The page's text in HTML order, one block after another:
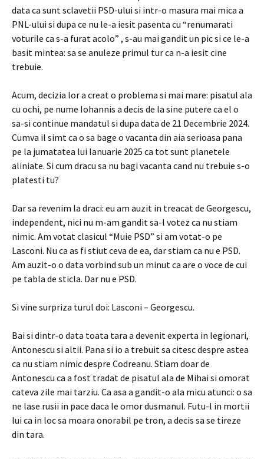
data ca sunt sclavetii PSD-ului si intr-o masura mai mica a
PNL-ului si dupa ce nu le-a iesit pasenta cu “renumarati
voturile ca s-a furat acolo” , s-au mai gandit un pic si ce le-a
basit mintea: sa se anuleze primul tur ca n-a iesit cine
trebuie.
Acum, decizia lor a creat o problema si mai mare: pisatul ala
cu ochi, pe nume Iohannis a decis de la sine putere ca el o
sa-si continue mandatul si dupa data de 21 Decembrie 2024.
Cumva il simt ca o sa bage o vacanta din aia serioasa pana
pe la jumatatea lui Ianuarie 2025 ca tot sunt planetele
aliniate. Si cum dracu sa nu bagi vacanta cand nu trebuie s-o
platesti tu?
Dar sa revenim la draci: eu am auzit in treacat de Georgescu,
independent, nici nu m-am gandit sa-l votez ca nu stiam
nimic. Am votat clasicul “Muie PSD” si am votat-o pe
Lasconi. Nu ca as fi stiut ceva de ea, dar stiam ca nu e PSD.
Am auzit-o o data vorbind sub un minut ca are o voce de cui
pe tabla de sticla. Dar nu e PSD.
Si vine surpriza turul doi: Lasconi – Georgescu.
Bai si dintr-o data toata tara a devenit experta in legionari,
Antonescu si altii. Pana si io a trebuit sa citesc despre astea
ca nu stiam nimic despre Codreanu. Stiam doar de
Antonescu ca a fost tradat de pisatul ala de Mihai si omorat
cateva zile mai tarziu. Ca asa a gandit-o ala micu atunci: o sa
ne lase rusii in pace daca le omor dusmanul. Futu-l in mortii
lui ca in loc sa moara onorabil pe tron, a decis sa se tireze
din tara.